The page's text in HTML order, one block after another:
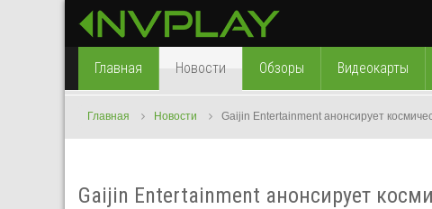
Главная Новости Обзоры Видеокарты
Главная Новости Gaijin Entertainment анонсирует
Gaijin Entertainment анонсирует